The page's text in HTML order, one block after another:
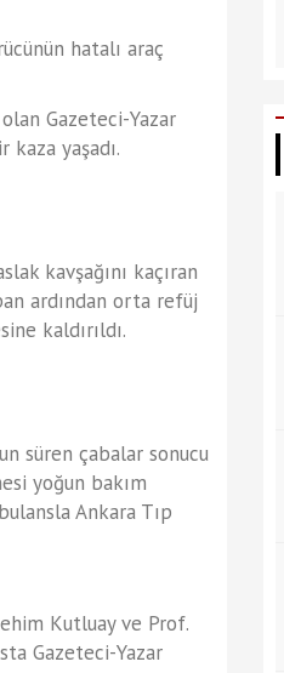
hatalı araç
Gazeteci-Yazar
kaza yaşadı.
kavşağını kaçıran
ardından orta refüj
kaldırıldı.
süren çabalar sonucu
yoğun bakım
Ankara Tıp
Kutluay ve Prof.
Gazeteci-Yazar